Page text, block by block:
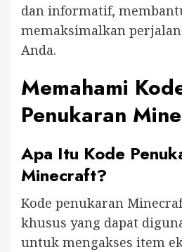
dan informatif,
memaksimalkan
Anda.
Memahami
Penukaran
Apa Itu Kode
Minecraft?
Kode penukaran
khusus yang dapat
untuk mengakses item